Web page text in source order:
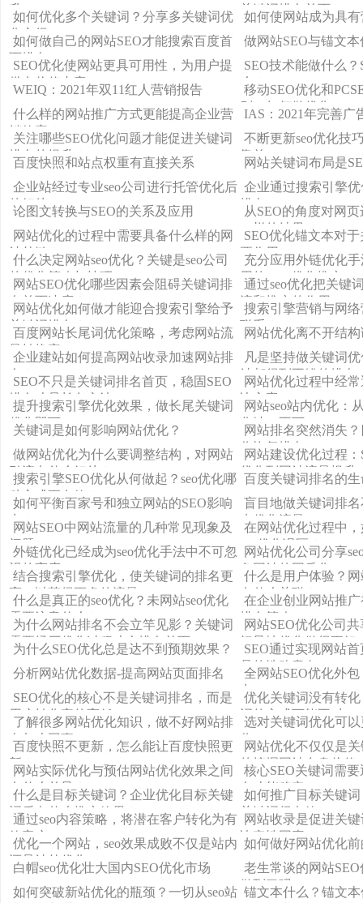
升
关键词排名首页
如何优化多个关键词？分享多关键词优
化心得
如何使网站成为具
如何做自己的网站SEO才能搜索百度首
页排名？
做网站SEO与锚文
SEO优化使网站更具可用性，为用户提
供有价值内容
SEO技术能做什么
么？
WEIQ：2021年双11红人营销报告
移动SEO优化和
别，如何做优化
什么样的网站推广方式更能提高企业营
销效率？
IAS：2021年完善广
关注哪些SEO优化问题才能促进关键词
排名的提升？
不断更新seo优化技
靠前
百度快照和站点权重有直接关系
网站关键词布局是
企业站经过专业seo公司进行托管优化后
的好处
企业通过搜索引擎
排名
论图文转换与SEO的关系及应用
从SEO的角度对网
一样的结果
网站优化的过程中需要具备什么样的网
站外链？
SEO优化锚文本对
要作用
什么决定网站seo优化？关键是seo公司
的优化策略与技巧
充分应用外链优化
用的SEO优化推广
网站SEO优化哪些因素会阻碍关键词排
名首页速度？
通过seo优化把关键
流和推广的作用
网站优化如何做才能迎合搜索引擎给予
关键词排名？
搜索引擎营销与网
联系？
百度网站长尾词优化策略，考虑网站流
量转换率
网站优化离不开结
企业建站如何提高网站收录加速网站排
名？
凡是坚持做关键词
站都得到不错的排名
SEO不只是关键词排名首页，稳固SEO
排名才是长久之法
网站优化过程中经
决方案
提升搜索引擎优化效果，做长尾关键词
优化即可
网站seo站内优化：
化缺一不可
关键词是如何影响网站优化？
网站排名突然消失
你恢复排名
做网站优化为什么要调整结构，对网站
引流有什么好处？
网站建设优化过程
优化到网站流量提升
搜索引擎SEO优化从何做起？seo优化哪
种方式更有效？
百度关键词排名的
如何平衡百家号和独立网站的SEO影响
力？
盲目地做关键词排
来优化流量
网站SEO中网站流量的几种常见现象及
问题
在网站优化过程中
seo优化误区？
外链优化已经成为seo优化手法中不可忽
视的高度
网站优化公司分享
免网站的同质化
结合搜索引擎优化，使关键词的排名更
高，以获得更多的流量
什么是用户体验？
有什么关联？
什么是真正的seo优化？未网站seo优化
需要注意什么？
在企业创业网站推
排名策略
为什么网站排名不会立竿见影？关键词
需要经历优化过程才会排名首页
网站SEO优化公司
把异地优化做得更好
为什么SEO优化总是达不到预期效果？
SEO通过实现网站
品的选购意向
分析网站优化数据-提高网站页面排名
全网站SEO优化外
力
SEO优化的核心不是关键词排名，而是
用户转化率的高低
优化关键词没有转
词的方式可能不对
了解很多网站优化知识，做不好网站排
名怎么回事？
选对关键词优化可
你
百度快照不更新，怎么能让百度快照更
新？
网站优化不仅仅是
的挖掘网站自身价值
网站实际优化与预估网站优化效果之间
有什么差异？
核心SEO关键词需
名才能稳定
什么是目标关键词？企业优化目标关键
词后有什么推广效果？
如何推广目标关键
关键词很有效
通过seo内容策略，将潜在客户转化为有
效客户
网站收录是促进关
决定性因素
优化一个网站，seo效果成败不仅是站内
还是站外优化
如何做好网站优化
白帽seo优化壮大国内SEO优化市场
老生常谈的网站
做到了吗？
如何突破新站优化的瓶颈？一切从seo站 锚文本什么？锚文